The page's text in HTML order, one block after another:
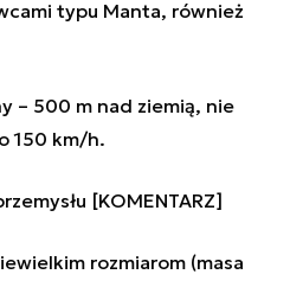
typu Manta, również
– 500 m nad ziemią, nie
150 km/h.
[KOMENTARZ]
rozmiarom (masa